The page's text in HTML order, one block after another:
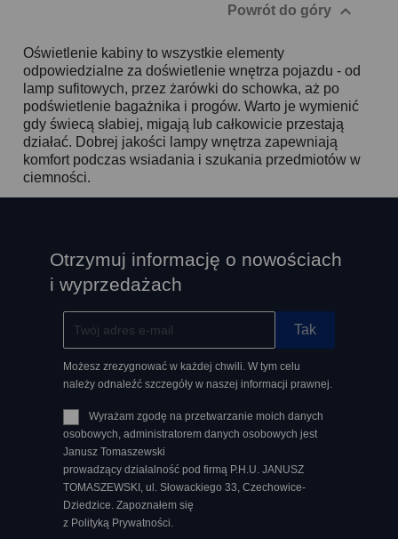
Powrót do góry 
Oświetlenie kabiny to wszystkie elementy
odpowiedzialne za doświetlenie wnętrza pojazdu - od
lamp sufitowych, przez żarówki do schowka, aż po
podświetlenie bagażnika i progów. Warto je wymienić
gdy świecą słabiej, migają lub całkowicie przestają
działać. Dobrej jakości lampy wnętrza zapewniają
komfort podczas wsiadania i szukania przedmiotów w
ciemności.
Otrzymuj informację o nowościach
i wyprzedażach
Możesz zrezygnować w każdej chwili. W tym celu
należy odnaleźć szczegóły w naszej informacji prawnej.
Wyrażam zgodę na przetwarzanie moich danych
osobowych, administratorem danych osobowych jest
Janusz Tomaszewski
prowadzący działalność pod firmą P.H.U. JANUSZ
TOMASZEWSKI, ul. Słowackiego 33, Czechowice-
Dziedzice. Zapoznałem się
z Polityką Prywatności.